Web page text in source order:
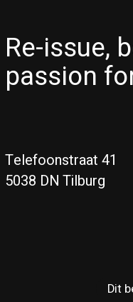
Re-issue,
passion
Telefoonstraat 41
5038 DN Tilburg
Dit